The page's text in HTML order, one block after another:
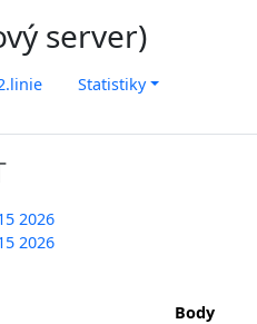
server)
Statistiky
2026
2026
Body